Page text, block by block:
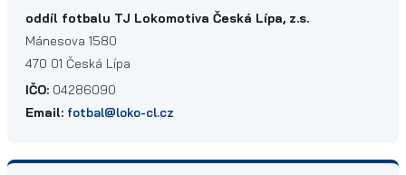
oddíl fotbalu TJ Lokomotiva Česká Lípa, z.s.
Mánesova 1580
470 01 Česká Lípa
IČO: 04286090
Email: fotbal@loko-cl.cz